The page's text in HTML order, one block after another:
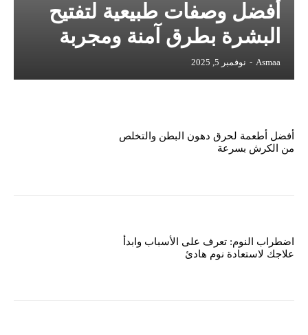
أفضل وصفات طبيعية لتفتيح
البشرة بطرق آمنة ومجربة
Asmaa
- نوفمبر 5, 2025
أفضل أطعمة لحرق دهون البطن والتخلص
من الكرش بسرعة
اضطراب النوم: تعرف على الأسباب وابدأ
علاجك لاستعادة نوم هادئ